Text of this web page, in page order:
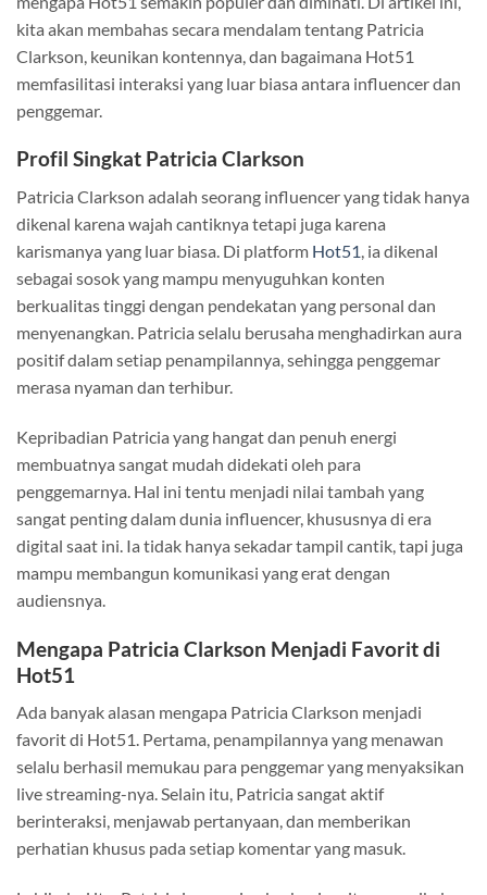
kita akan membahas secara mendalam tentang Patricia
Clarkson, keunikan kontennya, dan bagaimana Hot51
memfasilitasi interaksi yang luar biasa antara influencer dan
penggemar.
Profil Singkat Patricia Clarkson
Patricia Clarkson adalah seorang influencer yang tidak hanya
dikenal karena wajah cantiknya tetapi juga karena
karismanya yang luar biasa. Di platform Hot51, ia dikenal
sebagai sosok yang mampu menyuguhkan konten
berkualitas tinggi dengan pendekatan yang personal dan
menyenangkan. Patricia selalu berusaha menghadirkan aura
positif dalam setiap penampilannya, sehingga penggemar
merasa nyaman dan terhibur.
Kepribadian Patricia yang hangat dan penuh energi
membuatnya sangat mudah didekati oleh para
penggemarnya. Hal ini tentu menjadi nilai tambah yang
sangat penting dalam dunia influencer, khususnya di era
digital saat ini. Ia tidak hanya sekadar tampil cantik, tapi juga
mampu membangun komunikasi yang erat dengan
audiensnya.
Mengapa Patricia Clarkson Menjadi Favorit di
Hot51
Ada banyak alasan mengapa Patricia Clarkson menjadi
favorit di Hot51. Pertama, penampilannya yang menawan
selalu berhasil memukau para penggemar yang menyaksikan
live streaming-nya. Selain itu, Patricia sangat aktif
berinteraksi, menjawab pertanyaan, dan memberikan
perhatian khusus pada setiap komentar yang masuk.